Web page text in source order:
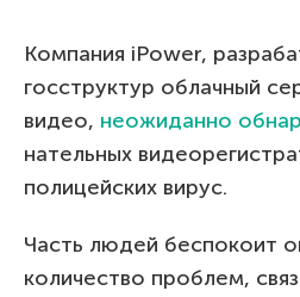
Компания iPower,
госструктур облачный
видео, неожиданно
нательных
полицейских вирус.
Часть людей беспокоит
количество проблем,